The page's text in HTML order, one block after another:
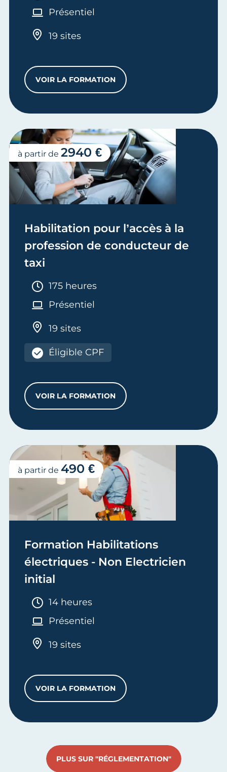
Présentiel
19 sites
VOIR LA FORMATIONFORMATION HABILITATIONS
Habilitation pour l’accès à la
profession de conducteur de
taxi
Durée :
175 heures
Présentiel
19 sites
Éligible CPF
VOIR LA FORMATIONHABILITATION POUR L’ACCÈS À LA
à partir de 2940 €
Formation Habilitations
électriques - Non Electricien
initial
Durée :
14 heures
Présentiel
19 sites
VOIR LA FORMATIONFORMATION HABILITATIONS
à partir de 490 €
PLUS SUR "RÉGLEMENTATION"